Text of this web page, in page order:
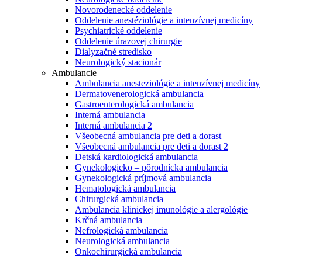
Novorodenecké oddelenie
Oddelenie anestéziológie a intenzívnej medicíny
Psychiatrické oddelenie
Oddelenie úrazovej chirurgie
Dialyzačné stredisko
Neurologický stacionár
Ambulancie
Ambulancia anesteziológie a intenzívnej medicíny
Dermatovenerologická ambulancia
Gastroenterologická ambulancia
Interná ambulancia
Interná ambulancia 2
Všeobecná ambulancia pre deti a dorast
Všeobecná ambulancia pre deti a dorast 2
Detská kardiologická ambulancia
Gynekologicko – pôrodnícka ambulancia
Gynekologická príjmová ambulancia
Hematologická ambulancia
Chirurgická ambulancia
Ambulancia klinickej imunológie a alergológie
Krčná ambulancia
Nefrologická ambulancia
Neurologická ambulancia
Onkochirurgická ambulancia